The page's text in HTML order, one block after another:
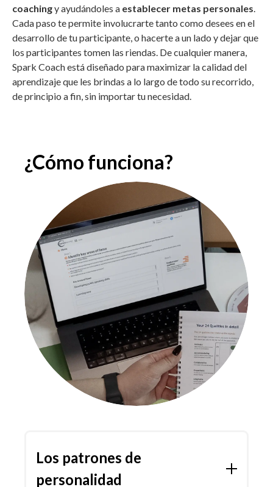
coachingy ayudándoles a establecer metas personales
Cada paso te permite involucrarte tanto como desees en el
desarrollo de tu participante, o hacerte a un lado y dejar que
los participantes tomen las riendas. De cualquier manera,
Spark Coach está diseñado para maximizar la calidad del
aprendizaje que les brindas a lo largo de todo su recorrido,
de principio a fin, sin importar tu necesidad.
¿Cómo funciona?
Los patrones de
personalidad